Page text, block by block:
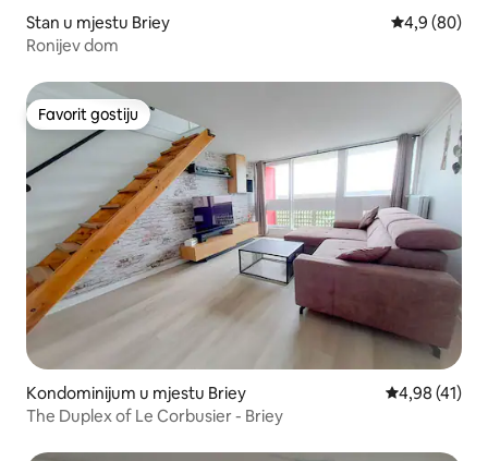
Stan u mjestu Briey prosječna
4,9 (80)
Ronijev dom
Favorit gostiju
Favorit gostiju
Kondominijum u mjestu Briey prosječna
4,98 (41)
The Duplex of Le Corbusier - Briey